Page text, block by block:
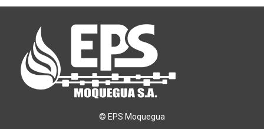
© EPS Moquegua